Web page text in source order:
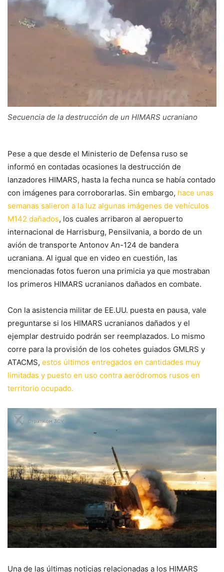
Secuencia de la destrucción de un HIMARS ucraniano
Pese a que desde el Ministerio de Defensa ruso se
informó en contadas ocasiones la destrucción de
lanzadores HIMARS, hasta la fecha nunca se había contado
con imágenes para corroborarlas. Sin embargo, hace unas
semanas salieron a la luz algunas imágenes de vehículos
M142 dañados, los cuales arribaron al aeropuerto
internacional de Harrisburg, Pensilvania, a bordo de un
avión de transporte Antonov An-124 de bandera
ucraniana. Al igual que en video en cuestión, las
mencionadas fotos fueron una primicia ya que mostraban
los primeros HIMARS ucranianos dañados en combate.
Con la asistencia militar de EE.UU. puesta en pausa, vale
preguntarse si los HIMARS ucranianos dañados y el
ejemplar destruido podrán ser reemplazados. Lo mismo
corre para la provisión de los cohetes guiados GMLRS y
ATACMS, estos últimos entregados en cantidades muy
limitadas y puesto en uso contra aeródromos rusos en
territorio ocupado.
Una de las últimas noticias relacionadas a los HIMARS